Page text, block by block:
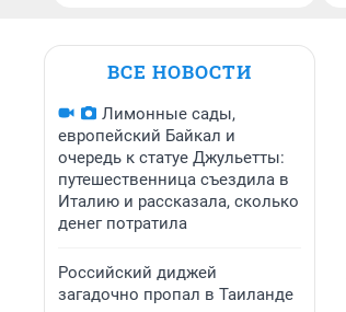
ВСЕ НОВОСТИ
Лимонные сады,
европейский Байкал и
очередь к статуе Джульетты:
путешественница съездила в
Италию и рассказала, сколько
денег потратила
Российский диджей
загадочно пропал в Таиланде